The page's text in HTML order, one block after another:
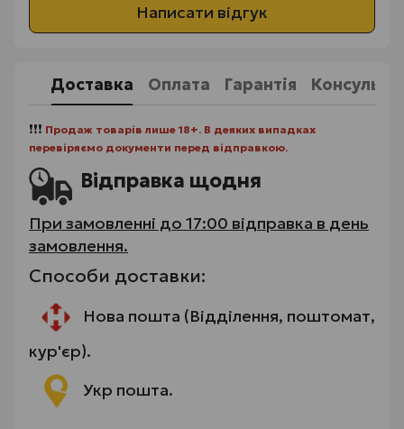
Написати відгук
Доставка Оплата Гарантія
❗❗❗ Продаж товарів лише 18+. В деяких випадках
перевіряємо документи перед відправкою.
Відправка щодня
При замовленні до 17:00 відправка в день
замовлення.
Способи доставки:
Нова пошта (Відділення, поштомат,
кур'єр).
Укр пошта.